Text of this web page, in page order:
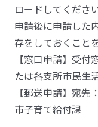
ロードしてください
申請後に申請した
存をしておくこと
【窓口申請】受
たは各支所市民生
【郵送申請】宛
市子育て給付課